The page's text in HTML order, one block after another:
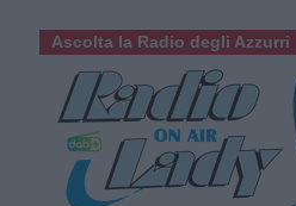
Ascolta la Radio degli Azzurri